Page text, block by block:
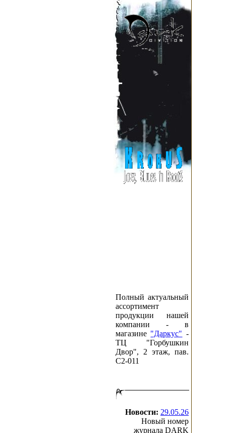
Полный актуальный
ассортимент
продукции нашей
компании - в
магазине "Даркус" -
ТЦ "Горбушкин
Двор", 2 этаж, пав.
C2-011
Новости: 29.05.26
Новый номер
журнала DARK